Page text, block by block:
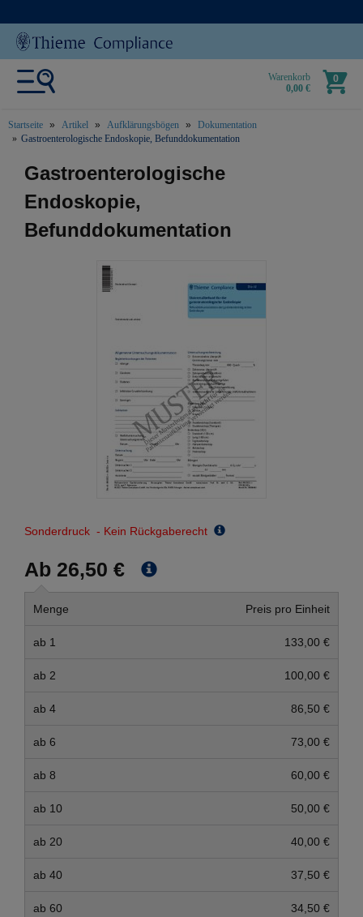
Warenkorb
0,00 €
0
Startseite Artikel Aufklärungsbögen
Dokumentation
Gastroenterologische Endoskopie, Befunddokumentation
text.skipToContent
text.skipToNavigation
Gastroenterologische
Endoskopie,
Befunddokumentation
Sonderdruck - Kein Rückgaberecht
Ab 26,50 €
Menge Preis pro Einheit
ab 1 133,00 €
ab 2 100,00 €
ab 4 86,50 €
ab 6 73,00 €
ab 8 60,00 €
ab 10 50,00 €
ab 20 40,00 €
ab 40 37,50 €
ab 60 34,50 €